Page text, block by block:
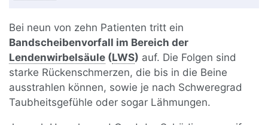
Bei neun von zehn Patienten tritt ein
Bandscheibenvorfall im Bereich der
Lendenwirbelsäule (LWS) auf. Die Folgen sind
starke Rückenschmerzen, die bis in die Beine
ausstrahlen können, sowie je nach Schweregrad
Taubheitsgefühle oder sogar Lähmungen.